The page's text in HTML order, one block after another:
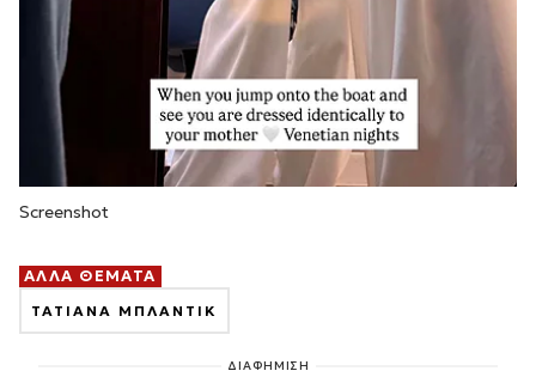
Screenshot
ΑΛΛΑ ΘΕΜΑΤΑ
ΤΑΤΙΑΝΑ ΜΠΛΑΝΤΙΚ
ΔΙΑΦΗΜΙΣΗ